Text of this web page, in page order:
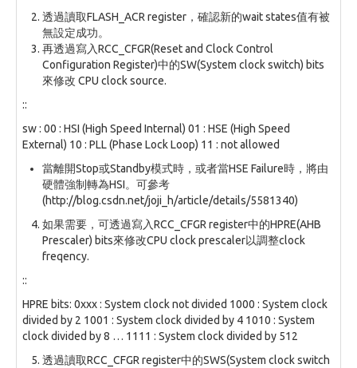
透過讀取FLASH_ACR register，確認新的wait states值有被
無設定成功。
再透過寫入RCC_CFGR(Reset and Clock Control
Configuration Register)中的SW(System clock switch) bits
來修改 CPU clock source.
::
sw : 00 : HSI (High Speed Internal) 01 : HSE (High Speed
External) 10 : PLL (Phase Lock Loop) 11 : not allowed
當離開Stop或Standby模式時，或者當HSE Failure時，將由
硬體強制轉為HSI。可參考
(http://blog.csdn.net/joji_h/article/details/5581340)
如果需要，可透過寫入RCC_CFGR register中的HPRE(AHB
Prescaler) bits來修改CPU clock prescaler以調整clock
freqency.
::
HPRE bits: 0xxx : System clock not divided 1000 : System clock
divided by 2 1001 : System clock divided by 4 1010 : System
clock divided by 8 … 1111 : System clock divided by 512
透過讀取RCC_CFGR register中的SWS(System clock switch